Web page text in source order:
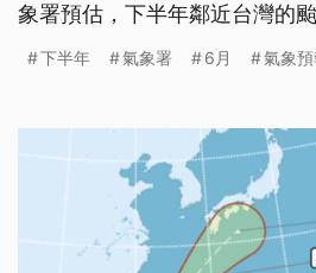
象署預估，下半年鄰近台灣的
下半年 氣象署 6月 氣象預